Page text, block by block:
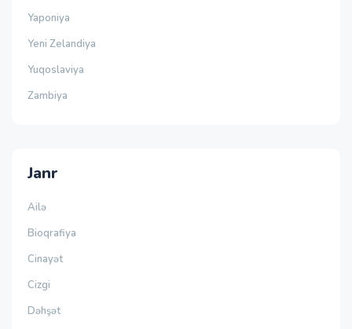
Yaponiya
Yeni Zelandiya
Yuqoslaviya
Zambiya
Janr
Ailə
Bioqrafiya
Cinayət
Cizgi
Dəhşət